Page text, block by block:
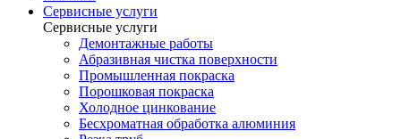
Сервисные услуги
Сервисные услуги
Демонтажные работы
Абразивная чистка поверхности
Промышленная покраска
Порошковая покраска
Холодное цинкование
Бесхроматная обработка алюминия